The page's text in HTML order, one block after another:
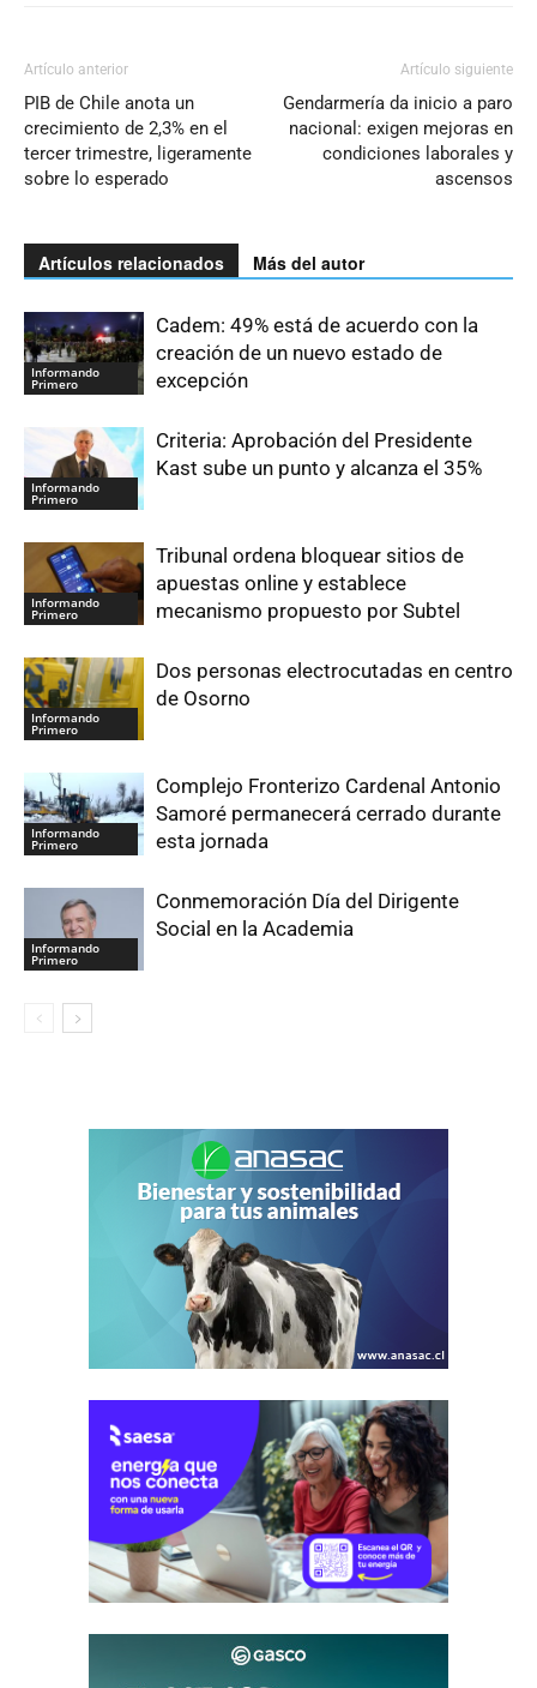
Artículo anterior
PIB de Chile anota un
crecimiento de 2,3% en el
tercer trimestre, ligeramente
sobre lo esperado
Artículo siguiente
Gendarmería da inicio a paro
nacional: exigen mejoras en
condiciones laborales y
ascensos
Artículos relacionados Más del autor
Informando
Primero
Cadem: 49% está de acuerdo con la
creación de un nuevo estado de
excepción
Informando
Primero
Criteria: Aprobación del Presidente
Kast sube un punto y alcanza el 35%
Informando
Primero
Tribunal ordena bloquear sitios de
apuestas online y establece
mecanismo propuesto por Subtel
Informando
Primero
Dos personas electrocutadas en centro
de Osorno
Informando
Primero
Complejo Fronterizo Cardenal Antonio
Samoré permanecerá cerrado durante
esta jornada
Informando
Primero
Conmemoración Día del Dirigente
Social en la Academia